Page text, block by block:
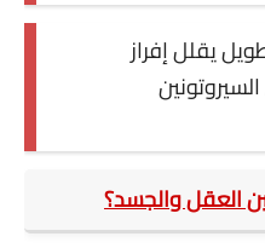
يقلل إفراز
العقل والجسد؟